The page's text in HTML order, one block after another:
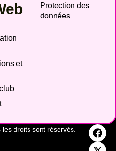
et
Protection des
données
droits sont réservés.